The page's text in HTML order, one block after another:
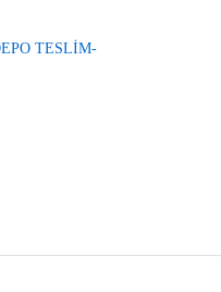
TESLİM-